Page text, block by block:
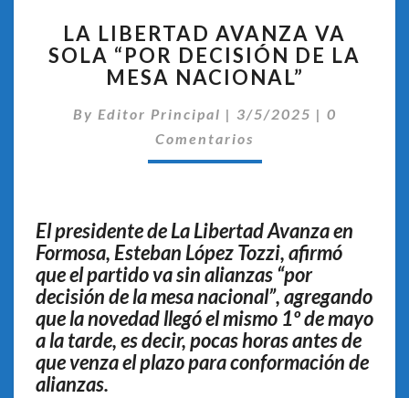
LIBERTAD
AVANZA
VA
“POR
DECISIÓN
LA LIBERTAD AVANZA VA
SOLA “POR DECISIÓN DE LA
MESA NACIONAL”
By Editor Principal | 3/5/2025 | 0
Comentarios
El presidente de La Libertad Avanza en
Formosa, Esteban López Tozzi, afirmó
que el partido va sin alianzas “por
decisión de la mesa nacional”, agregando
que la novedad llegó el mismo 1º de mayo
a la tarde, es decir, pocas horas antes de
que venza el plazo para conformación de
alianzas.